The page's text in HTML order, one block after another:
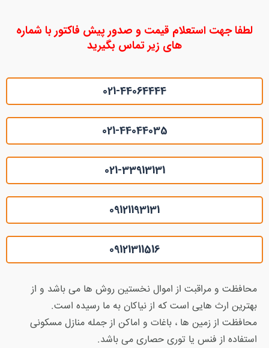
لطفا جهت استعلام قیمت و صدور پیش فاکتور با شماره
های زیر تماس بگیرید
021-44064444
021-44044035
021-33913131
09121193131
09121311516
محافظت و مراقبت از اموال نخستین روش ها می باشد و از
بهترین ارث هایی است که از نیاکان به ما رسیده است.
محافظت از زمین ها ، باغات و اماکن از جمله منازل مسکونی
استفاده از فنس یا توری حصاری می باشد.